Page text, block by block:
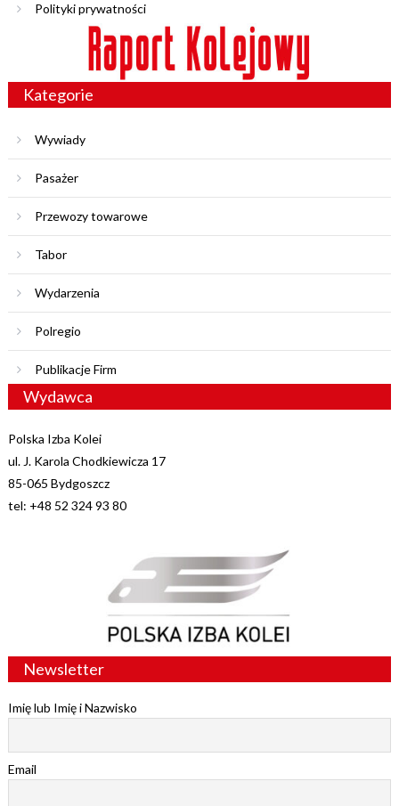
Polityki prywatności
Kategorie
Wywiady
Pasażer
Przewozy towarowe
Tabor
Wydarzenia
Polregio
Publikacje Firm
Wydawca
Polska Izba Kolei
ul. J. Karola Chodkiewicza 17
85-065 Bydgoszcz
tel: +48 52 324 93 80
Newsletter
Imię lub Imię i Nazwisko
Email